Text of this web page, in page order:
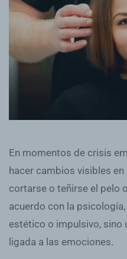
En momentos de crisis
hacer cambios visibles
cortarse o teñirse el pelo
acuerdo con la
estético o impulsivo, sino
ligada a las emociones.